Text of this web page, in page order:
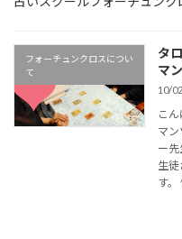
フォーチュンクロスについ
て
タ
マ
10/
こ
マ
ー
生
す